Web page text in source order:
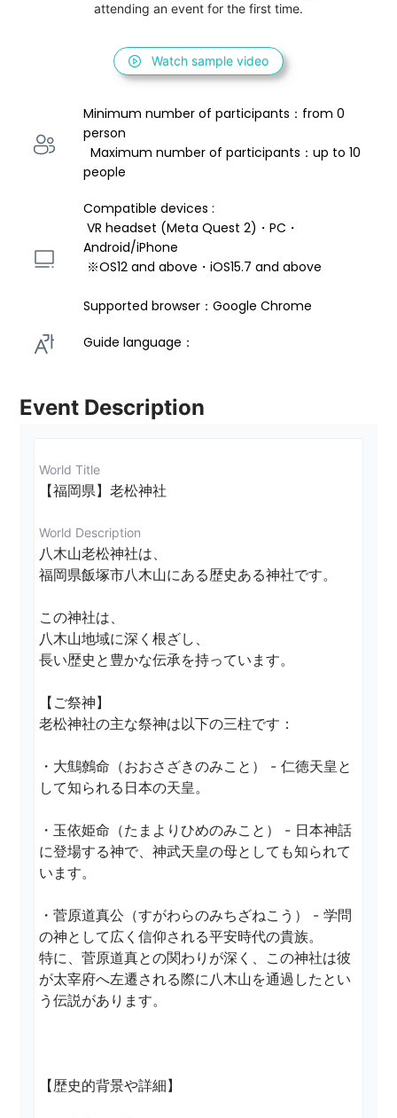
attending an event for the first time.
Watch sample video
Minimum number of participants：from 0
person
  Maximum number of participants：up to 10
people
Compatible devices :
VR headset (Meta Quest 2)・PC・
Android/iPhone
※OS12 and above・iOS15.7 and above
Supported browser：Google Chrome
Guide language：
Event Description
World Title
【福岡県】老松神社
World Description
八木山老松神社は、
福岡県飯塚市八木山にある歴史ある神社です。
この神社は、
八木山地域に深く根ざし、
長い歴史と豊かな伝承を持っています。
【ご祭神】
老松神社の主な祭神は以下の三柱です：
・大鷦鷯命（おおさざきのみこと） - 仁徳天皇と
して知られる日本の天皇。
・玉依姫命（たまよりひめのみこと） - 日本神話
に登場する神で、神武天皇の母としても知られて
います。
・菅原道真公（すがわらのみちざねこう） - 学問
の神として広く信仰される平安時代の貴族。
特に、菅原道真との関わりが深く、この神社は彼
が太宰府へ左遷される際に八木山を通過したとい
う伝説があります。
【歴史的背景や詳細】